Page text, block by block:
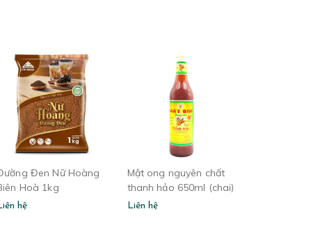
Đen Nữ Hoàng
Hoà 1kg
hệ
Mật ong nguyên chất
thanh hảo 650ml (chai)
Liên hệ